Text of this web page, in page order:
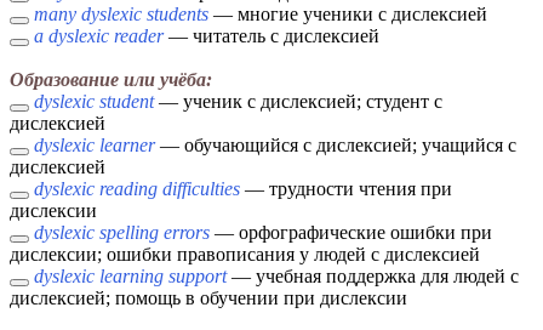
many dyslexic students — многие ученики с дислексией
a dyslexic reader— читатель с дислексией
Образование или учёба:
dyslexic student— ученик с дислексией; студент с
дислексией
dyslexic learner— обучающийся с дислексией; учащийся с
дислексией
dyslexic reading difficulties — трудности чтения при
дислексии
dyslexic spelling errors — орфографические ошибки при
дислексии; ошибки правописания у людей с дислексией
dyslexic learning support— учебная поддержка для людей с
дислексией; помощь в обучении при дислексии